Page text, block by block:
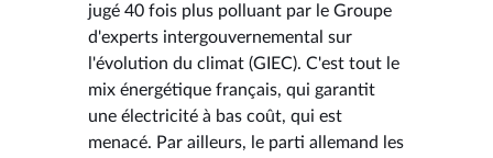
jugé 40 fois plus polluant par le Groupe
d'experts intergouvernemental sur
l'évolution du climat (GIEC). C'est tout le
mix énergétique français, qui garantit
une électricité à bas coût, qui est
menacé. Par ailleurs, le parti allemand les